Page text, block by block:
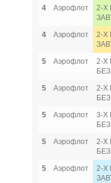
4
Аэрофлот
2-Х
4
Аэрофлот
2-Х
5
Аэрофлот
2-Х
5
Аэрофлот
2-Х
5
Аэрофлот
3-Х
5
Аэрофлот
2-Х
5
Аэрофлот
2-Х